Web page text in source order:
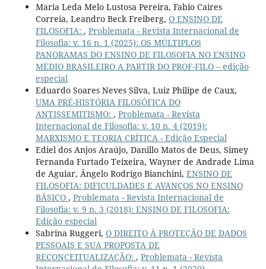
Maria Leda Melo Lustosa Pereira, Fabio Caires
Correia, Leandro Beck Freiberg, O ENSINO DE
FILOSOFIA: , Problemata - Revista Internacional de
Filosofia: v. 16 n. 1 (2025): OS MÚLTIPLOS
PANORAMAS DO ENSINO DE FILOSOFIA NO ENSINO
MÉDIO BRASILEIRO A PARTIR DO PROF-FILO – edição
especial
Eduardo Soares Neves Silva, Luiz Philipe de Caux,
UMA PRÉ-HISTÓRIA FILOSÓFICA DO
ANTISSEMITISMO: , Problemata - Revista
Internacional de Filosofia: v. 10 n. 4 (2019):
MARXISMO E TEORIA CRÍTICA - Edição Especial
Ediel dos Anjos Araújo, Danillo Matos de Deus, Simey
Fernanda Furtado Teixeira, Wayner de Andrade Lima
de Aguiar, Ângelo Rodrigo Bianchini, ENSINO DE
FILOSOFIA: DIFICULDADES E AVANÇOS NO ENSINO
BÁSICO , Problemata - Revista Internacional de
Filosofia: v. 9 n. 3 (2018): ENSINO DE FILOSOFIA:
Edição especial
Sabrina Ruggeri, O DIREITO À PROTEÇÃO DE DADOS
PESSOAIS E SUA PROPOSTA DE
RECONCEITUALIZAÇÃO: , Problemata - Revista